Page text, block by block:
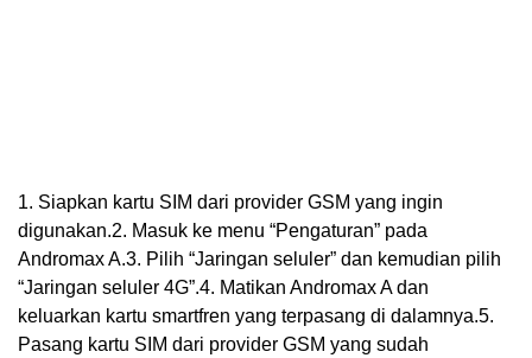
1. Siapkan kartu SIM dari provider GSM yang ingin
digunakan.2. Masuk ke menu “Pengaturan” pada
Andromax A.3. Pilih “Jaringan seluler” dan kemudian pilih
“Jaringan seluler 4G”.4. Matikan Andromax A dan
keluarkan kartu smartfren yang terpasang di dalamnya.5.
Pasang kartu SIM dari provider GSM yang sudah